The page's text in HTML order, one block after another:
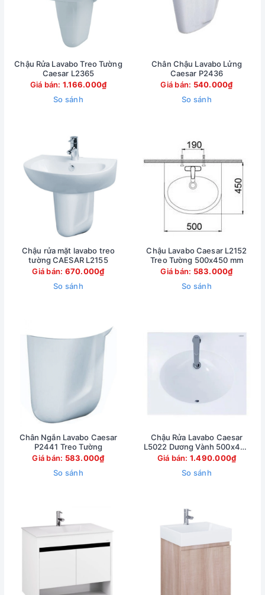
Chậu Rửa Lavabo Treo Tường
Caesar L2365
Giá bán: 1.166.000₫
So sánh
Chân Chậu Lavabo Lửng
Caesar P2436
Giá bán: 540.000₫
So sánh
Chậu rửa mặt lavabo treo
tường CAESAR L2155
Giá bán: 670.000₫
So sánh
Chậu Lavabo Caesar L2152
Treo Tường 500x450 mm
Giá bán: 583.000₫
So sánh
Chân Ngắn Lavabo Caesar
P2441 Treo Tường
Giá bán: 583.000₫
So sánh
Chậu Rửa Lavabo Caesar
L5022 Dương Vành 500x420
mm
Giá bán: 1.490.000₫
So sánh